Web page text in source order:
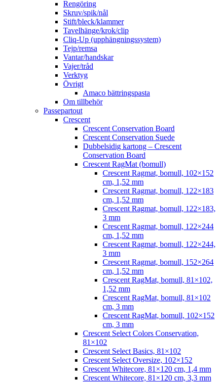
Rengöring
Skruv/spik/nål
Stift/bleck/klammer
Tavelhänge/krok/clip
Cliq-Up (upphängningssystem)
Tejp/remsa
Vantar/handskar
Vajer/tråd
Verktyg
Övrigt
Amaco bättringspasta
Om tillbehör
Passepartout
Crescent
Crescent Conservation Board
Crescent Conservation Suede
Dubbelsidig kartong – Crescent
Conservation Board
Crescent RagMat (bomull)
Crescent Ragmat, bomull, 102×152
cm, 1,52 mm
Crescent Ragmat, bomull, 122×183
cm, 1,52 mm
Crescent Ragmat, bomull, 122×183,
3 mm
Crescent Ragmat, bomull, 122×244
cm, 1,52 mm
Crescent Ragmat, bomull, 122×244,
3 mm
Crescent Ragmat, bomull, 152×264
cm, 1,52 mm
Crescent RagMat, bomull, 81×102,
1,52 mm
Crescent RagMat, bomull, 81×102
cm, 3 mm
Crescent RagMat, bomull, 102×152
cm, 3 mm
Crescent Select Colors Conservation,
81×102
Crescent Select Basics, 81×102
Crescent Select Oversize, 102×152
Crescent Whitecore, 81×120 cm, 1,4 mm
Crescent Whitecore, 81×120 cm, 3,3 mm